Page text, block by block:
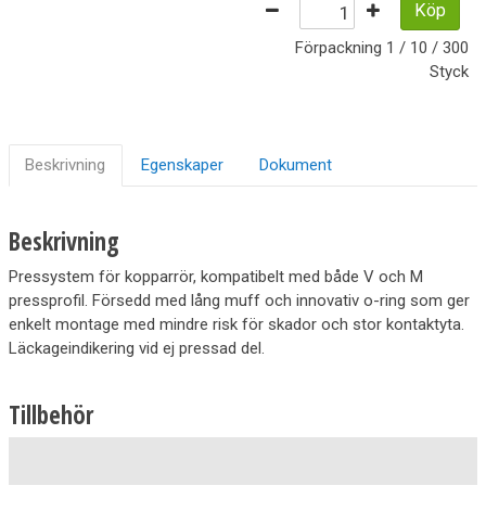
Köp
Förpackning 1 / 10 / 300
Styck
Beskrivning Egenskaper Dokument
Beskrivning
Pressystem för kopparrör, kompatibelt med både V och M
pressprofil. Försedd med lång muff och innovativ o-ring som ger
enkelt montage med mindre risk för skador och stor kontaktyta.
Läckageindikering vid ej pressad del.
Tillbehör